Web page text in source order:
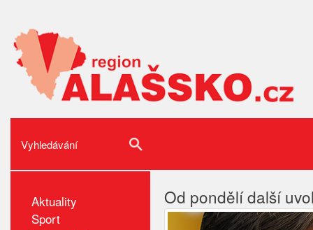
Aktuality
Sport
Od pondělí další